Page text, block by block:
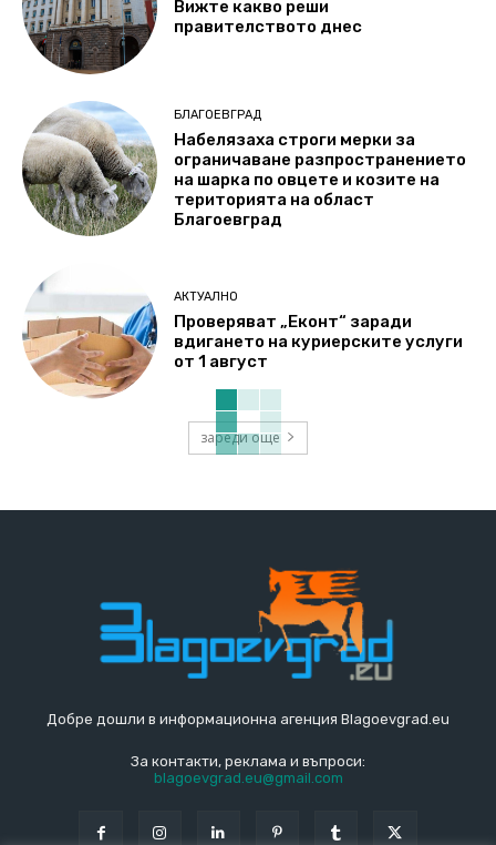
Вижте какво реши
правителството днес
БЛАГОЕВГРАД
Набелязаха строги мерки за
ограничаване разпространението
на шарка по овцете и козите на
територията на област
Благоевград
АКТУАЛНО
Проверяват „Еконт“ заради
вдигането на куриерските услуги
от 1 август
зареди още
Добре дошли в информационна агенция Blagoevgrad.eu
За контакти, реклама и въпроси:
blagoevgrad.eu@gmail.com